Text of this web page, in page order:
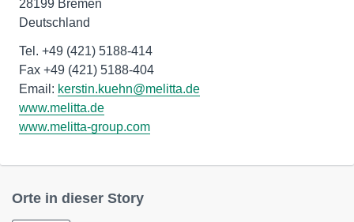
28199 Bremen
Deutschland
Tel. +49 (421) 5188-414
Fax +49 (421) 5188-404
Email: kerstin.kuehn@melitta.de
www.melitta.de
www.melitta-group.com
Orte in dieser Story